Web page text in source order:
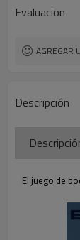
Evaluacion
AGREGAR
Descripción
El juego de